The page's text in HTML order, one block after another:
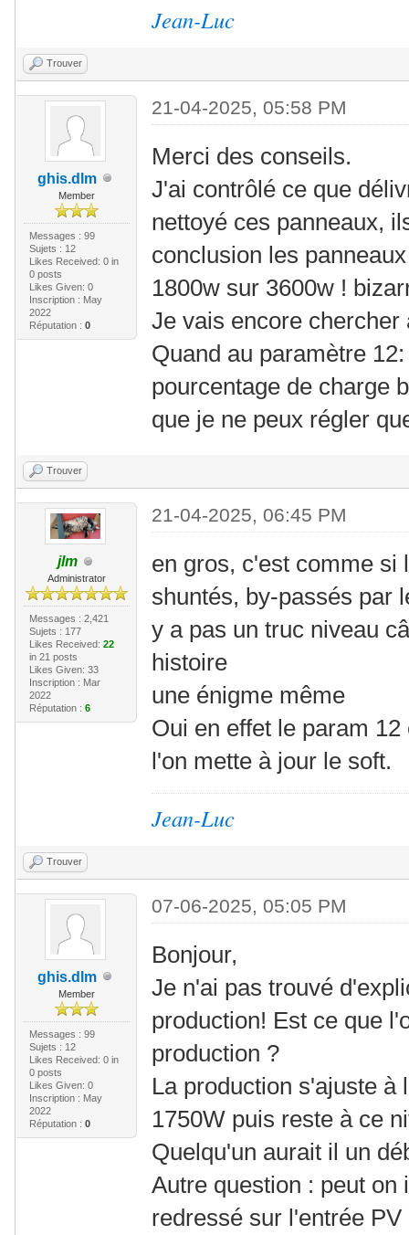
Jean-Luc
Trouver
ghis.dlm
Member
Messages : 99
Sujets : 12
Likes Received: 0in
0 posts
Likes Given: 0
Inscription : May
2022
Réputation : 0
21-04-2025, 05:58 PM
Merci des conseils.
J'ai contrôlé ce que
nettoyé ces panneaux,
conclusion les
1800w sur 3600w !
Je vais encore
Quand au paramètre
pourcentage de charge
que je ne peux régler
Trouver
jlm
Administrator
Messages : 2,421
Sujets : 177
Likes Received: 22
in 21 posts
Likes Given: 33
Inscription : Mar
2022
Réputation : 6
21-04-2025, 06:45 PM
en gros, c'est comme si
shuntés, by-passés par
y a pas un truc niveau
histoire
une énigme même
Oui en effet le param
l'on mette à jour le soft.
Jean-Luc
Trouver
ghis.dlm
Member
Messages : 99
Sujets : 12
Likes Received: 0in
0 posts
Likes Given: 0
Inscription : May
2022
Réputation : 0
07-06-2025, 05:05 PM
Bonjour,
Je n'ai pas trouvé
production! Est ce que
production ?
La production s'ajuste à
1750W puis reste à ce
Quelqu'un aurait il un
Autre question : peut on
redressé sur l'entrée